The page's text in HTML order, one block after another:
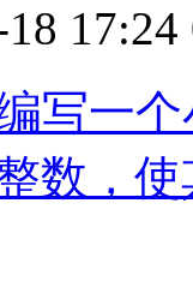
17:24
写一
数，